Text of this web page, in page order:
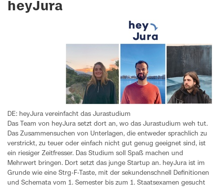
heyJura
DE: heyJura vereinfacht das Jurastudium
Das Team von heyJura setzt dort an, wo das Jurastudium weh tut.
Das Zusammensuchen von Unterlagen, die entweder sprachlich zu
verstrickt, zu teuer oder einfach nicht gut genug geeignet sind, ist
ein riesiger Zeitfresser. Das Studium soll Spaß machen und
Mehrwert bringen. Dort setzt das junge Startup an. heyJura ist im
Grunde wie eine Strg-F-Taste, mit der sekundenschnell Definitionen
und Schemata vom 1. Semester bis zum 1. Staatsexamen gesucht